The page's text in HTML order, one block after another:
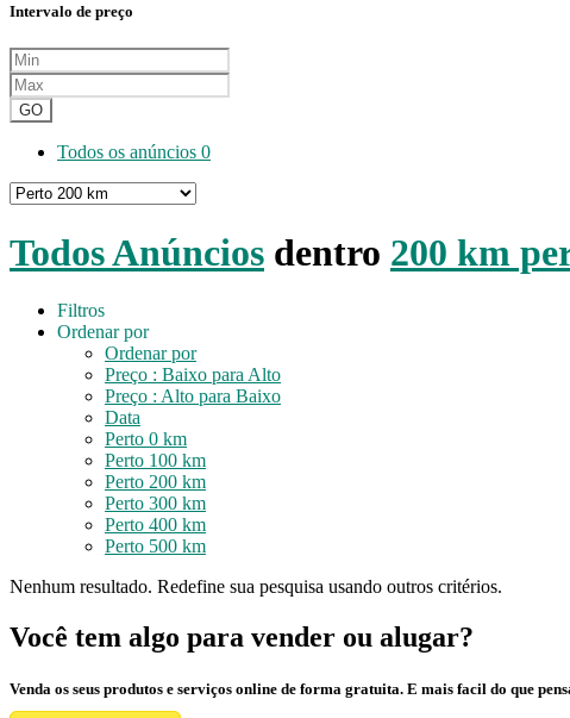
Intervalo de preço
GO
Todos os anúncios 0
Todos Anúncios dentro 200 km
Filtros
Ordenar por
Ordenar por
Preço : Baixo para Alto
Preço : Alto para Baixo
Data
Perto 0 km
Perto 100 km
Perto 200 km
Perto 300 km
Perto 400 km
Perto 500 km
Nenhum resultado. Redefine sua pesquisa usando outros critérios.
Você tem algo para vender ou alugar?
Venda os seus produtos e serviços online de forma gratuita. E mais facil do que